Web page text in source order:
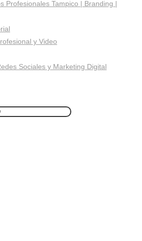
Profesionales Tampico | Branding |
y Video
Sociales y Marketing Digital